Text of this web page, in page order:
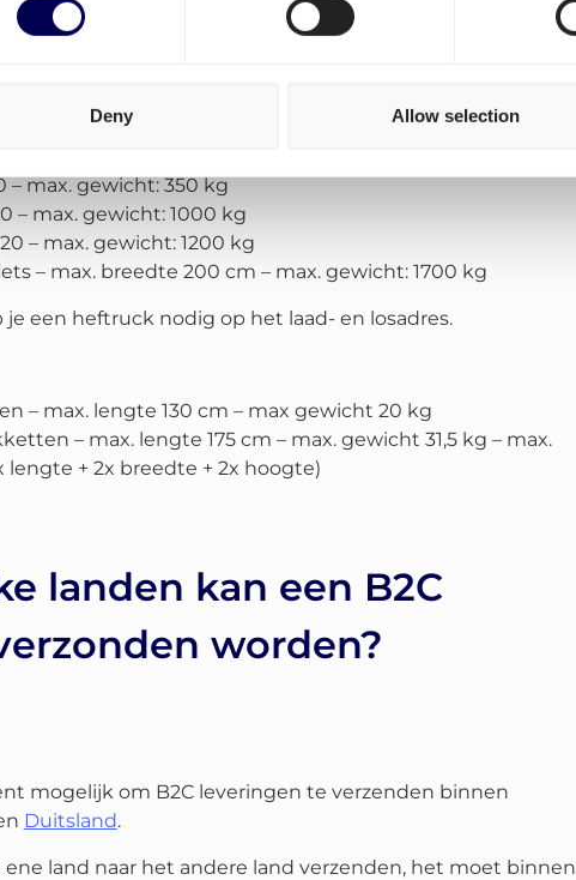
Deny Allow selection
pallets als pakketten naar consumenten te sturen!
rekening mee te houden.
– max. gewicht: 350 kg
– max. gewicht: 1000 kg
– max. gewicht: 1200 kg
– max. breedte 200 cm – max. gewicht: 1700 kg
je een heftruck nodig op het laad- en losadres.
– max. lengte 130 cm – max gewicht 20 kg
– max. lengte 175 cm – max. gewicht 31,5 kg – max.
lengte + 2x breedte + 2x hoogte)
landen kan een B2C
worden?
mogelijk om B2C leveringen te verzenden binnen
Duitsland.
land naar het andere land verzenden, het moet binnen